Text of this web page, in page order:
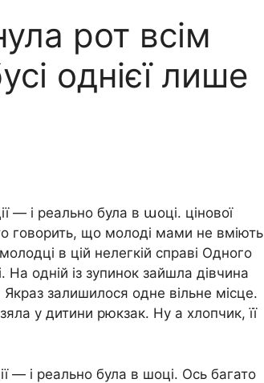
рот всім
однієї лише
— і реально була в աоці. цінової
говорить, що молоді мами не вміють
в цій нелегкій справі Одного
одній із зупинок зайшла дівчина
залишилося одне вільне місце.
у дитини рюкзак. Ну а хлопчик, її
— і реально була в шоці. Ось багато